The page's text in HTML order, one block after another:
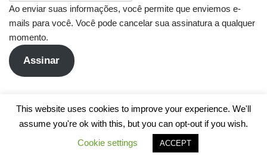
Ao enviar suas informações, você permite que enviemos e-
mails para você. Você pode cancelar sua assinatura a qualquer
momento.
Assinar
This website uses cookies to improve your experience. We'll
assume you're ok with this, but you can opt-out if you wish.
Cookie settings
ACCEPT